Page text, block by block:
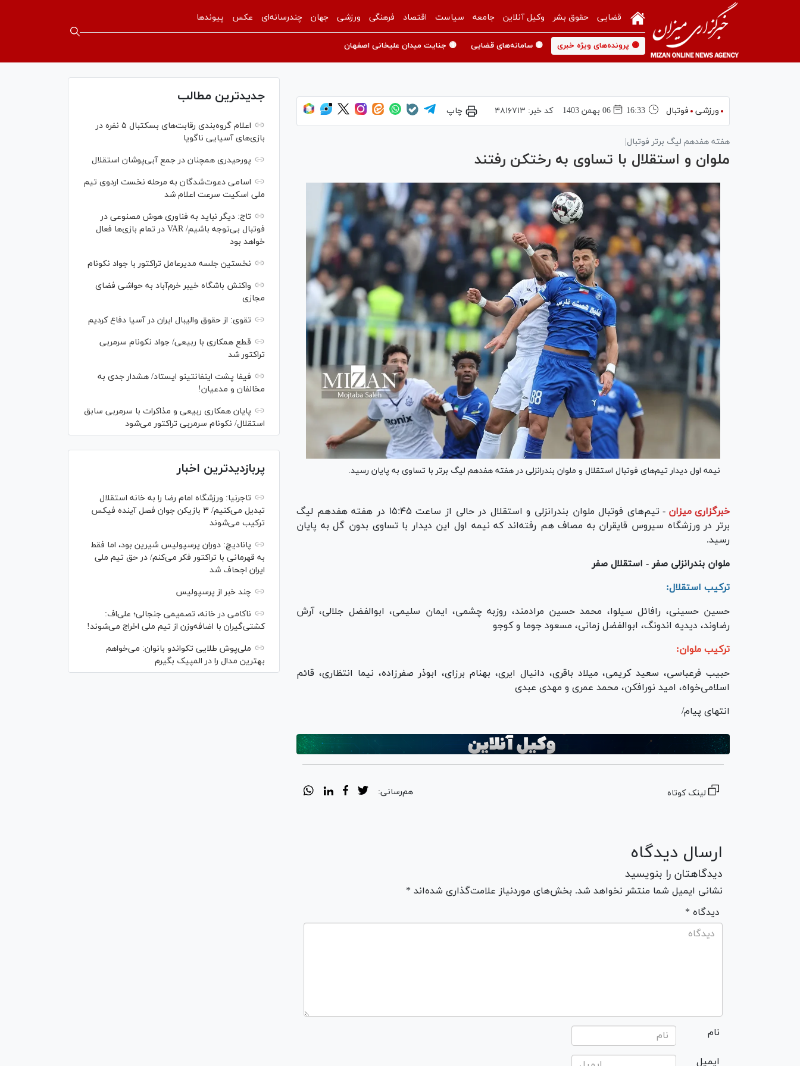
قضایی حقوق بشر وکیل آنلاین جامعه سیاست اقتصاد فرهنگی ورزشی جهان چندرسانه‌ای عکس پیوندها
🟡 پرونده‌های ویژه خبری 🟡 سامانه‌های قضایی 🟡 جنایت میدان علیخانی اصفهان
ورزشی فوتبال 16:33 06 بهمن 1403 کد خبر: ۴۸۱۶۷۱۳ چاپ
هفته هفدهم لیگ برتر فوتبال|
ملوان و استقلال با تساوی به رختکن رفتند
نیمه اول دیدار تیم‌های فوتبال استقلال و ملوان بندرانزلی در هفته هفدهم لیگ برتر با تساوی به پایان رسید.
خبرگزاری میزان -
تیم‌های فوتبال ملوان بندرانزلی و استقلال در حالی از ساعت ۱۵:۴۵ در هفته هفدهم لیگ
برتر در ورزشگاه سیروس قایقران به مصاف هم رفته‌اند که نیمه اول این دیدار با تساوی بدون گل به پایان
رسید.
ملوان بندرانزلی صفر - استقلال صفر
ترکیب استقلال:
حسین حسینی، رافائل سیلوا، محمد حسین مرادمند، روزبه چشمی، ایمان سلیمی، ابوالفضل جلالی، آرش
رضاوند، دیدیه اندونگ، ابوالفضل زمانی، مسعود جوما و کوجو
ترکیب ملوان:
حبیب فرعباسی، سعید کریمی، میلاد باقری، دانیال ایری، بهنام برزای، ابوذر صفرزاده، نیما انتظاری، قائم
اسلامی‌خواه، امید نورافکن، محمد عمری و مهدی عبدی
انتهای پیام/
لینک کوتاه هم‌رسانی:
ارسال دیدگاه
دیدگاهتان را بنویسید
نشانی ایمیل شما منتشر نخواهد شد. بخش‌های موردنیاز علامت‌گذاری شده‌اند *
* دیدگاه
نام
ایمیل
جدیدترین مطالب
اعلام گروه‌بندی رقابت‌های بسکتبال ۵ نفره در
بازی‌های آسیایی ناگویا
پورحیدری همچنان در جمع آبی‌پوشان استقلال
اسامی دعوت‌شدگان به مرحله نخست اردوی تیم
ملی اسکیت سرعت اعلام شد
تاج: دیگر نباید به فناوری هوش مصنوعی در
فوتبال بی‌توجه باشیم/ VAR در تمام بازی‌ها فعال
خواهد بود
نخستین جلسه مدیرعامل تراکتور با جواد نکونام
واکنش باشگاه خیبر خرم‌آباد به حواشی فضای
مجازی
تقوی: از حقوق والیبال ایران در آسیا دفاع کردیم
قطع همکاری با ربیعی/ جواد نکونام سرمربی
تراکتور شد
فیفا پشت اینفانتینو ایستاد/ هشدار جدی به
مخالفان و مدعیان!
پایان همکاری ربیعی و مذاکرات با سرمربی سابق
استقلال/ نکونام سرمربی تراکتور می‌شود
پربازدیدترین اخبار
تاجرنیا: ورزشگاه امام رضا را به خانه استقلال
تبدیل می‌کنیم/ ۳ بازیکن جوان فصل آینده فیکس
ترکیب می‌شوند
پانادیچ: دوران پرسپولیس شیرین بود، اما فقط
به قهرمانی با تراکتور فکر می‌کنم/ در حق تیم ملی
ایران اجحاف شد
چند خبر از پرسپولیس
ناکامی در خانه، تصمیمی جنجالی؛ علی‌اف:
کشتی‌گیران با اضافه‌وزن از تیم ملی اخراج می‌شوند!
ملی‌پوش‌ طلایی تکواندو بانوان: می‌خواهم
بهترین مدال را در المپیک بگیرم